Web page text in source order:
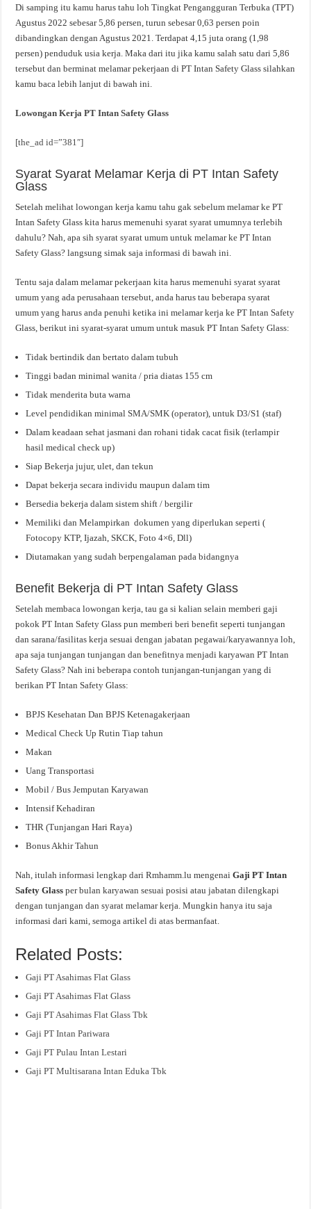
Di samping itu kamu harus tahu loh Tingkat Pengangguran Terbuka (TPT)
Agustus 2022 sebesar 5,86 persen, turun sebesar 0,63 persen poin
dibandingkan dengan Agustus 2021. Terdapat 4,15 juta orang (1,98
persen) penduduk usia kerja. Maka dari itu jika kamu salah satu dari 5,86
tersebut dan berminat melamar pekerjaan di PT Intan Safety Glass silahkan
kamu baca lebih lanjut di bawah ini.
Lowongan Kerja PT Intan Safety Glass
[the_ad id=”381″]
Syarat Syarat Melamar Kerja di PT Intan Safety
Glass
Setelah melihat lowongan kerja kamu tahu gak sebelum melamar ke PT
Intan Safety Glass kita harus memenuhi syarat syarat umumnya terlebih
dahulu? Nah, apa sih syarat syarat umum untuk melamar ke PT Intan
Safety Glass? langsung simak saja informasi di bawah ini.
Tentu saja dalam melamar pekerjaan kita harus memenuhi syarat syarat
umum yang ada perusahaan tersebut, anda harus tau beberapa syarat
umum yang harus anda penuhi ketika ini melamar kerja ke PT Intan Safety
Glass, berikut ini syarat-syarat umum untuk masuk PT Intan Safety Glass:
Tidak bertindik dan bertato dalam tubuh
Tinggi badan minimal wanita / pria diatas 155 cm
Tidak menderita buta warna
Level pendidikan minimal SMA/SMK (operator), untuk D3/S1 (staf)
Dalam keadaan sehat jasmani dan rohani tidak cacat fisik (terlampir
hasil medical check up)
Siap Bekerja jujur, ulet, dan tekun
Dapat bekerja secara individu maupun dalam tim
Bersedia bekerja dalam sistem shift / bergilir
Memiliki dan Melampirkan dokumen yang diperlukan seperti (
Fotocopy KTP, Ijazah, SKCK, Foto 4×6, Dll)
Diutamakan yang sudah berpengalaman pada bidangnya
Benefit Bekerja di PT Intan Safety Glass
Setelah membaca lowongan kerja, tau ga si kalian selain memberi gaji
pokok PT Intan Safety Glass pun memberi beri benefit seperti tunjangan
dan sarana/fasilitas kerja sesuai dengan jabatan pegawai/karyawannya loh,
apa saja tunjangan tunjangan dan benefitnya menjadi karyawan PT Intan
Safety Glass? Nah ini beberapa contoh tunjangan-tunjangan yang di
berikan PT Intan Safety Glass:
BPJS Kesehatan Dan BPJS Ketenagakerjaan
Medical Check Up Rutin Tiap tahun
Makan
Uang Transportasi
Mobil / Bus Jemputan Karyawan
Intensif Kehadiran
THR (Tunjangan Hari Raya)
Bonus Akhir Tahun
Nah, itulah informasi lengkap dari Rmhamm.lu mengenaiGaji PT Intan
Safety Glassper bulan karyawan sesuai posisi atau jabatan dilengkapi
dengan tunjangan dan syarat melamar kerja. Mungkin hanya itu saja
informasi dari kami, semoga artikel di atas bermanfaat.
Related Posts:
Gaji PT Asahimas Flat Glass
Gaji PT Asahimas Flat Glass
Gaji PT Asahimas Flat Glass Tbk
Gaji PT Intan Pariwara
Gaji PT Pulau Intan Lestari
Gaji PT Multisarana Intan Eduka Tbk